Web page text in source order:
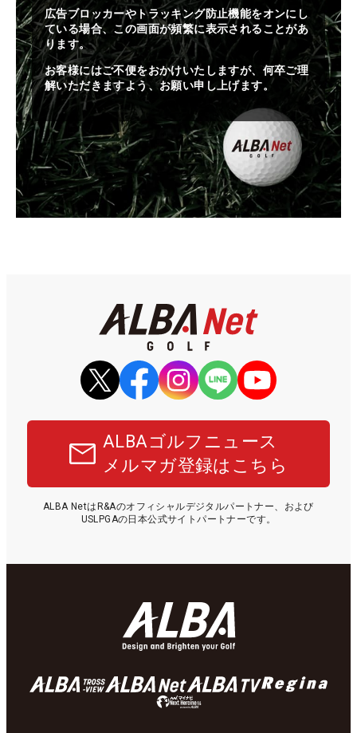
広告ブロッカーやトラッキング防止機能をオンにし
ている場合、この画面が頻繁に表示されることがあ
ります。
お客様にはご不便をおかけいたしますが、何卒ご理
解いただきますよう、お願い申し上げます。
ALBAゴルフニュース
メルマガ登録はこちら
ALBA NetはR&Aのオフィシャルデジタルパートナー、および
USLPGAの日本公式サイトパートナーです。